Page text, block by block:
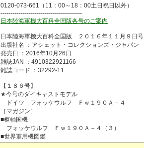
0120-073-661（11：00～18：00土日祝日以外）
-----------------------------------------
日本陸海軍機大百科全国版各号のご案内
日本陸海軍機大百科全国版 ２０１６年１１月９日号
出版社名 ：アシェット・コレクションズ・ジャパン
発売日 ：2016年10月26日
雑誌JAN ：4910322921166
雑誌コード ：32292-11
【１８６号】
★今号のダイキャストモデル
ドイツ フォッケウルフ Ｆｗ１９０Ａ－４
［マガジン］
■枢軸国機
フォッケウルフ Ｆｗ１９０Ａ－４（３）
■世界軍用機図鑑